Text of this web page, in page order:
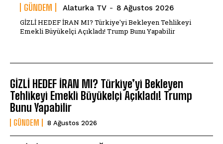
GÜNDEM Alaturka TV - 8 Ağustos 2026
GİZLİ HEDEF İRAN MI? Türkiye'yi Bekleyen Tehlikeyi
Emekli Büyükelçi Açıkladı! Trump Bunu Yapabilir
GİZLİ HEDEF İRAN MI? Türkiye’yi Bekleyen
Tehlikeyi Emekli Büyükelçi Açıkladı! Trump
Bunu Yapabilir
GÜNDEM 8 Ağustos 2026